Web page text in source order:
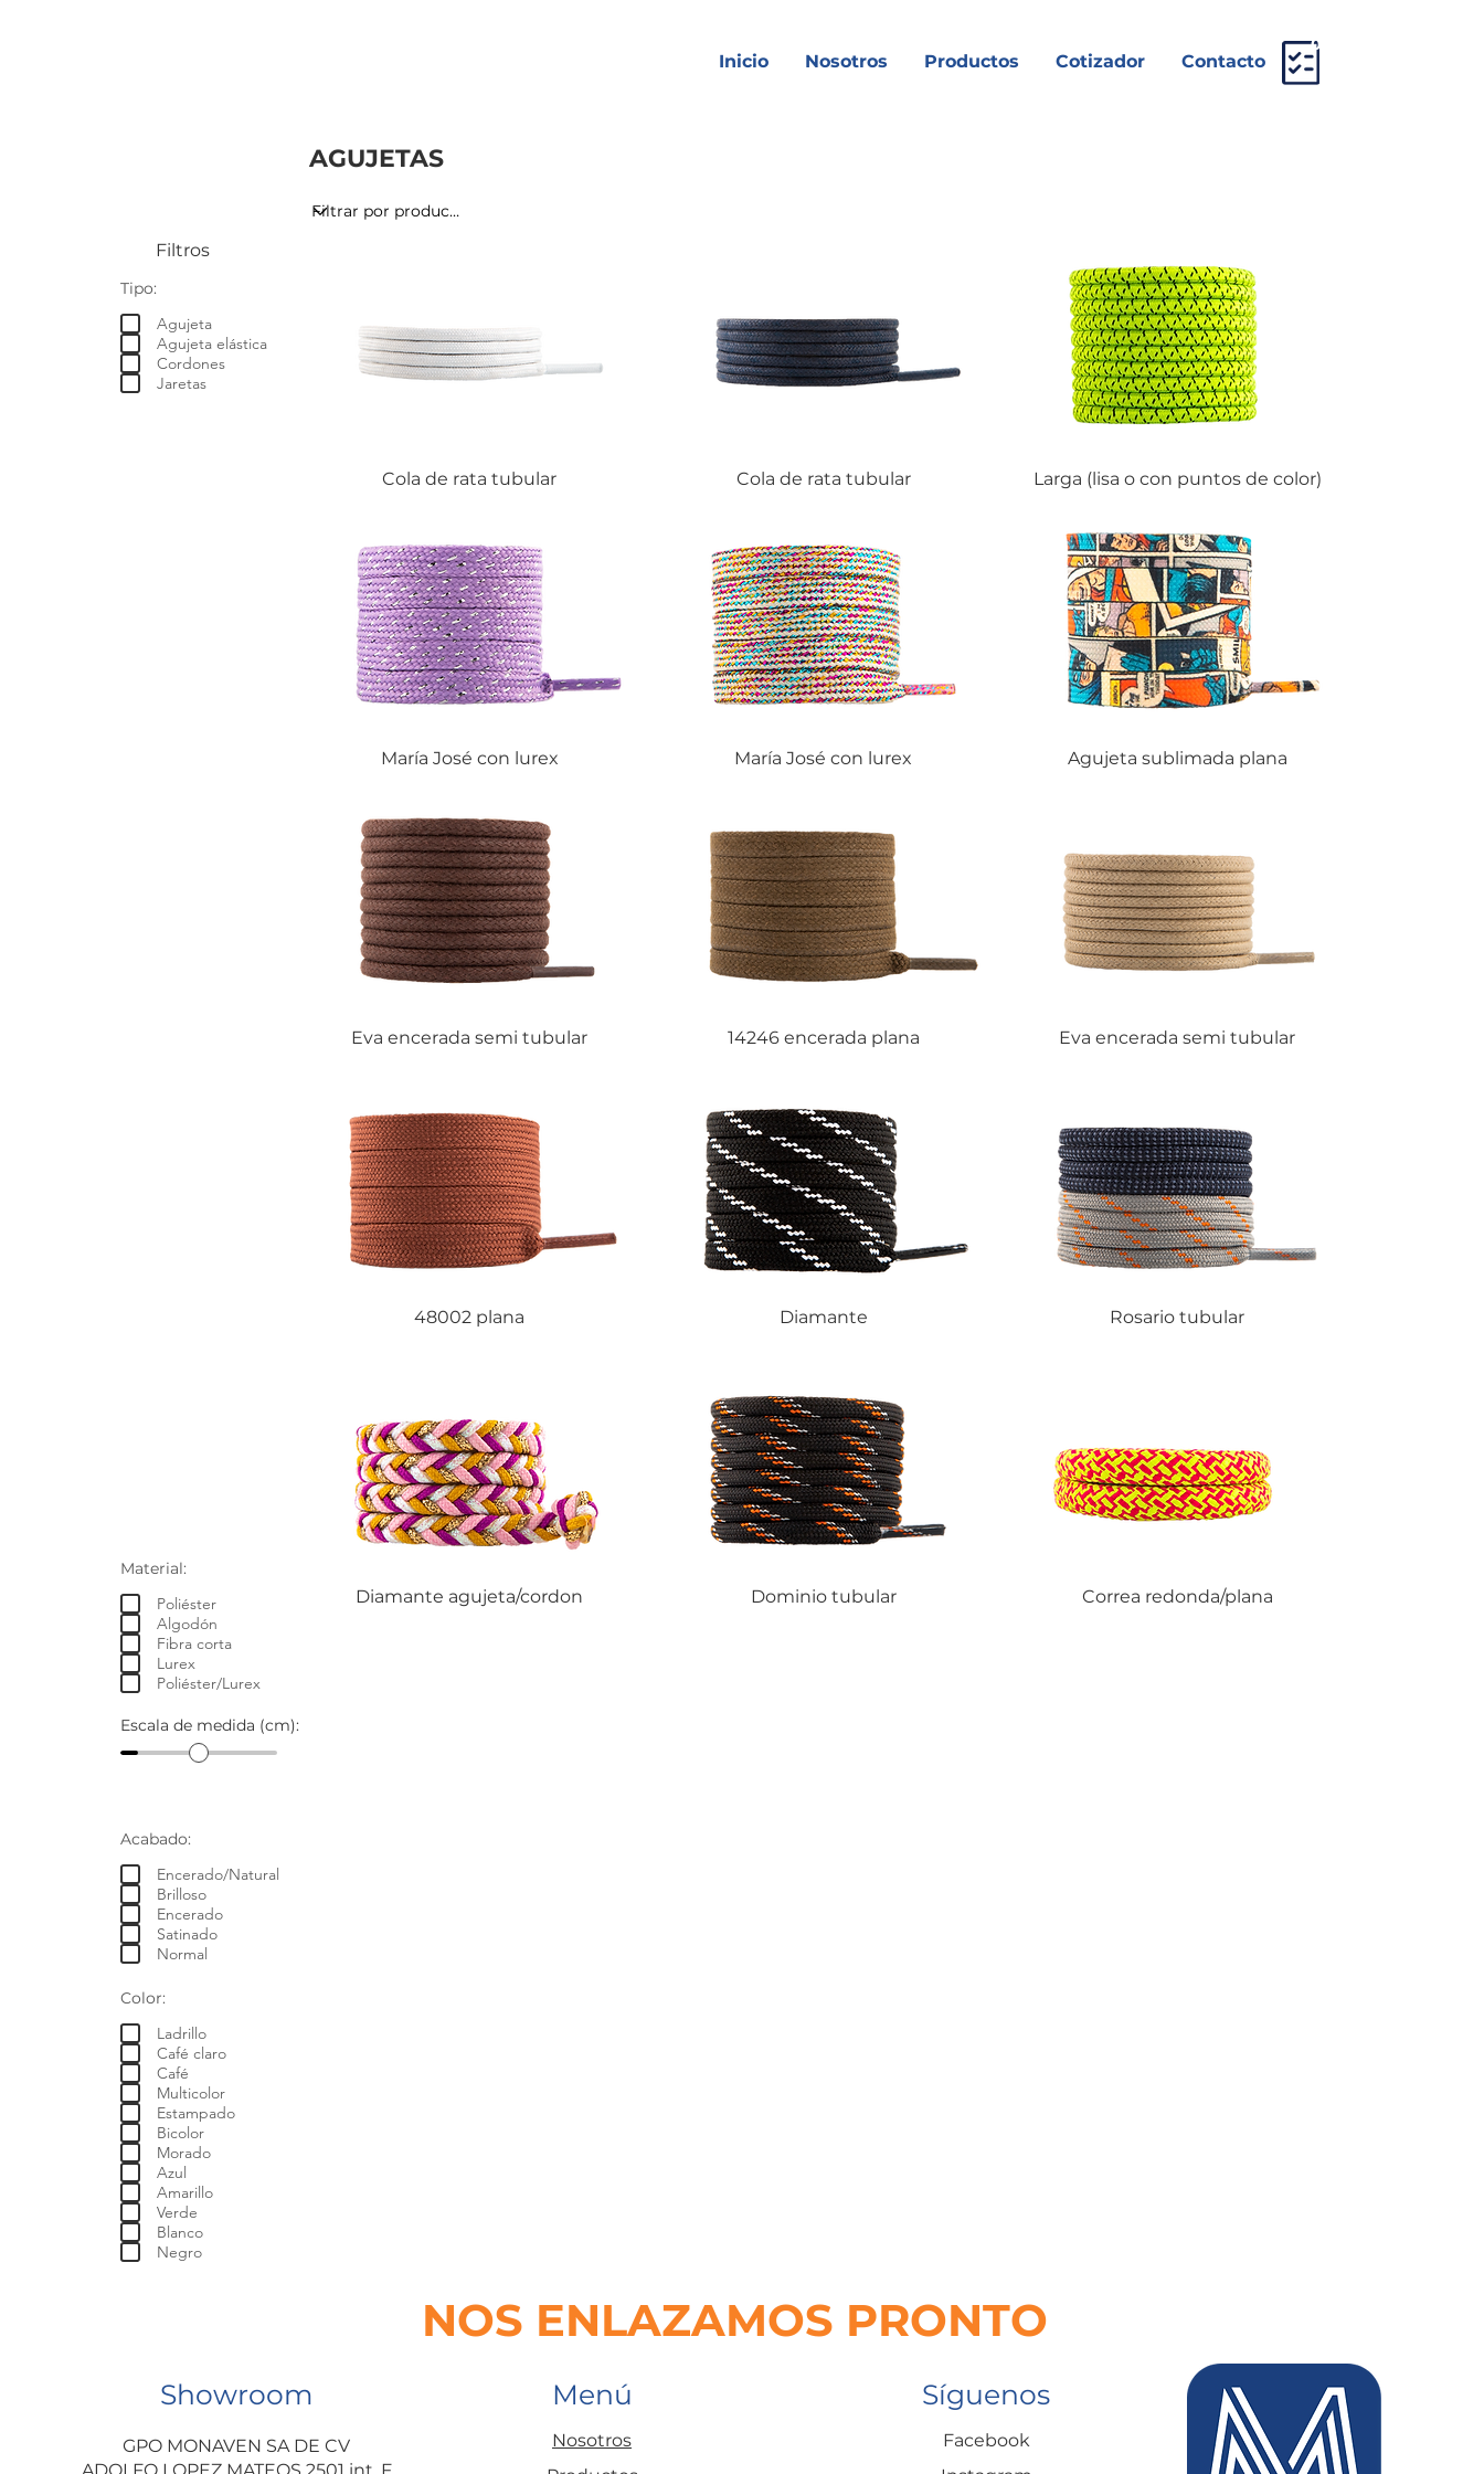
0
Inicio Nosotros Productos Cotizador Contacto
AGUJETAS
Filtros
Tipo:
Agujeta
Agujeta elástica
Cordones
Jaretas
Material:
Poliéster
Algodón
Fibra corta
Lurex
Poliéster/Lurex
Cola de rata tubular
María José con lurex
Eva encerada semi tubular
48002 plana
Diamante agujeta/cordon
Cola de rata tubular
María José con lurex
14246 encerada plana
Diamante
Dominio tubular
Larga (lisa o con puntos de color)
Agujeta sublimada plana
Eva encerada semi tubular
Rosario tubular
Correa redonda/plana
Escala de medida (cm):
Acabado:
Encerado/Natural
Brilloso
Encerado
Satinado
Normal
Color:
Ladrillo
Café claro
Café
Multicolor
Estampado
Bicolor
Morado
Azul
Amarillo
Verde
Blanco
Negro
NOS ENLAZAMOS PRONTO
Showroom
GPO MONAVEN SA DE CV
Menú
Nosotros
Síguenos
Facebook